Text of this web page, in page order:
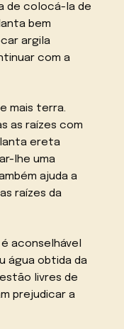
de colocá-la de
bem
argila
com a
mais terra.
as raízes com
ereta
lhe uma
ajuda a
raízes da
aconselhável
água obtida da
livres de
prejudicar a